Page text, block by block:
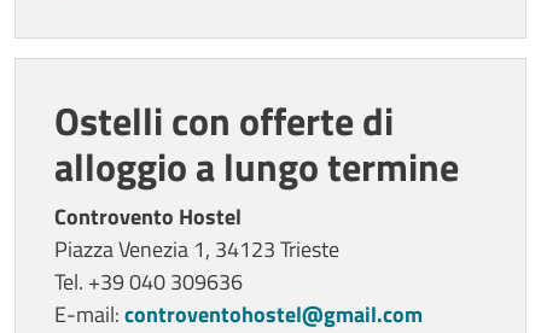
Ostelli con offerte di
alloggio a lungo termine
Controvento Hostel
Piazza Venezia 1, 34123 Trieste
Tel. +39 040 309636
E-mail:controventohostel@gmail.com